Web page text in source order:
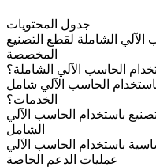
جدول المحتويات
الشاملة لقطع التصنيع
المخصصة
الحاسب الآلي الشاملة؟
الحاسب الآلي شامل
الخدمات؟
باستخدام الحاسب الآلي
الشامل
باستخدام الحاسب الآلي
عمليات الدعم الخاصة